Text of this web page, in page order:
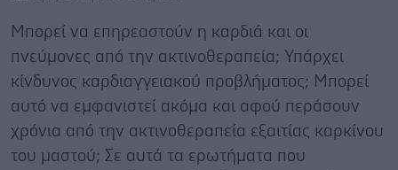
Μπορεί να επηρεαστούν η καρδιά και οι
πνεύμονες από την ακτινοθεραπεία; Υπάρχει
κίνδυνος καρδιαγγειακού προβλήματος; Μπορεί
αυτό να εμφανιστεί ακόμα και αφού περάσουν
χρόνια από την ακτινοθεραπεία εξαιτίας καρκίνου
του μαστού; Σε αυτά τα ερωτήματα που